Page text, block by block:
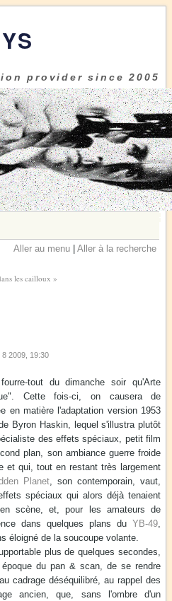
provider since 2005
Aller au menu |Aller à la recherche
les cailloux »
8 2009 , 19:30
tout du dimanche soir qu'Arte
Cette fois-ci, on causera de
en matière l'adaptation version 1953
Byron Haskin, lequel s'illustra plutôt
des effets spéciaux, petit film
plan, son ambiance guerre froide
et qui, tout en restant très largement
Planet, son contemporain, vaut,
spéciaux qui alors déjà tenaient
scène, et, pour les amateurs de
dans quelques plans duYB-49,
éloigné de la soucoupe volante.
plus de quelques secondes,
du pan & scan, de se rendre
cadrage déséquilibré, au rappel des
ancien, que, sans l'ombre d'un